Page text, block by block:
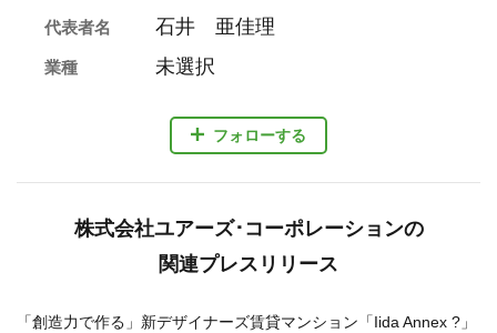
フォローする
代表者名 石井 亜佳理
業種 未選択
株式会社ユアーズ･コーポレーションの
関連プレスリリース
「創造力で作る」新デザイナーズ賃貸マンション「Iida Annex ?」